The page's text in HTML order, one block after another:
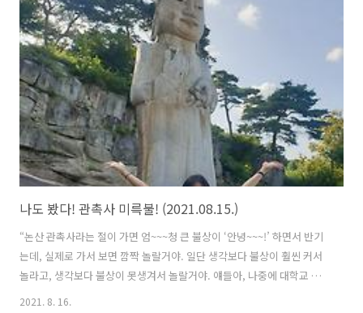
한 번 볼까요? 어디에서 많이 보던 모습입니다. 길다란 얼굴에 보관을 쓰
고 있는 모습이 논산 관촉사에서 보았던 은진미륵보살과 닮았습니다. 아
래서 올려다 보니, 살짝 웃는 모습이 은진미륵보다는 조금 더(?) 잘생기
신 것 같기도 합니다. 고려시대에 만들어진 미륵불들은 보통 이런 모습인
가 봅니다. 늦가을..
나도 봤다! 관촉사 미륵불! (2021.08.15.)
“논산 관촉사라는 절이 가면 엄~~~청 큰 불상이 ‘안녕~~~!’ 하면서 반기
는데, 실제로 가서 보면 깜짝 놀랄거야. 일단 생각보다 불상이 훨씬 커서
놀라고, 생각보다 불상이 못생겨서 놀랄거야. 얘들아, 나중에 대학교 가
면 남자친구랑 데이트 삼아 한 번 가봐~!” 고등학교때 한국사선생님이 고
2021. 8. 16.